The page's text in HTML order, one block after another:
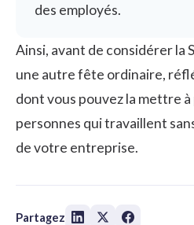
des employés.
Ainsi, avant de considérer la
une autre fête ordinaire,
dont vous pouvez la mettre
personnes qui travaillent
de votre entreprise.
Partagez